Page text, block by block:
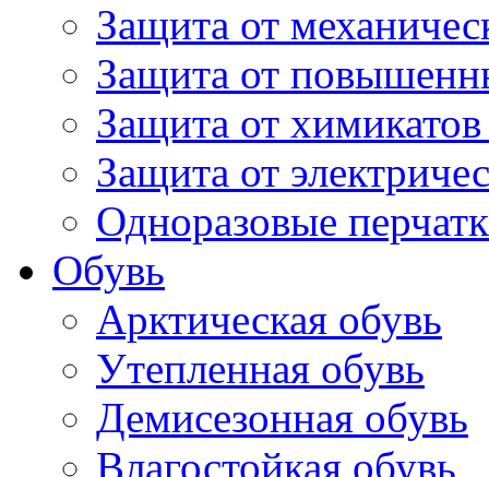
Защита от
Защита от
Защита от
Защита от
Одноразовые
Обувь
Арктическая обувь
Утепленная обувь
Демисезонная обувь
Влагостойкая обувь